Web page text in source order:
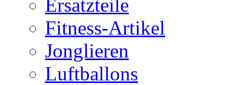
Ersatzteile
Fitness-Artikel
Jonglieren
Luftballons